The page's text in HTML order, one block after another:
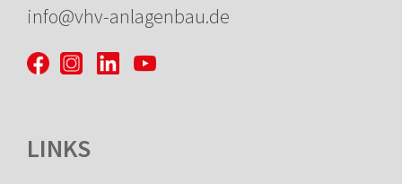
info@vhv-anlagenbau.de
LINKS